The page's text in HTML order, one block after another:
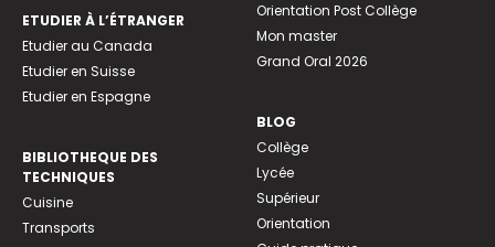
ETUDIER À L’ÉTRANGER
Etudier au Canada
Etudier en Suisse
Etudier en Espagne
BIBLIOTHEQUE DES
TECHNIQUES
Cuisine
Transports
Orientation Post Collège
Mon master
Grand Oral 2026
BLOG
Collège
Lycée
Supérieur
Orientation